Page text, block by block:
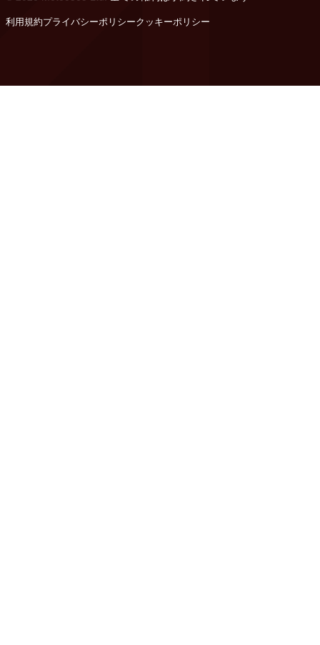
利用規約プライバシーポリシークッキーポリシー